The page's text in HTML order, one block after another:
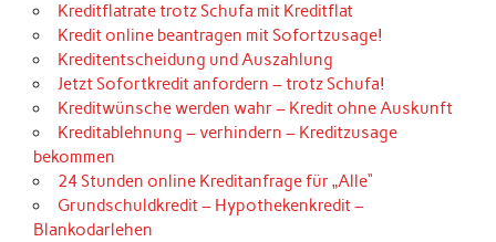
Kreditflatrate trotz Schufa mit Kreditflat
Kredit online beantragen mit Sofortzusage!
Kreditentscheidung und Auszahlung
Jetzt Sofortkredit anfordern – trotz Schufa!
Kreditwünsche werden wahr – Kredit ohne Auskunft
Kreditablehnung – verhindern – Kreditzusage
bekommen
24 Stunden online Kreditanfrage für „Alle“
Grundschuldkredit – Hypothekenkredit –
Blankodarlehen